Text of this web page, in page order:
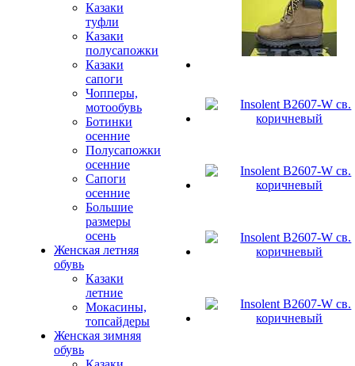
Казаки
туфли
Казаки
полусапожки
Казаки
сапоги
Чопперы,
мотообувь
Ботинки
осенние
Полусапожки
осенние
Сапоги
осенние
Большие
размеры
осень
Женская летняя
обувь
Казаки
летние
Мокасины,
топсайдеры
Женская зимняя
обувь